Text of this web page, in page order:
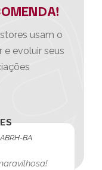
usam o
e evoluir seus
BA